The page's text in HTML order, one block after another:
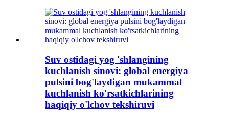
Suv ostidagi yog 'shlangining
kuchlanish sinovi: global energiya
pulsini bog'laydigan mukammal
kuchlanish ko'rsatkichlarining
haqiqiy o'lchov tekshiruvi